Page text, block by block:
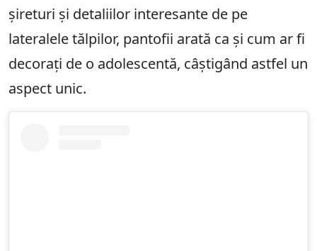
șireturi și detaliilor interesante de pe
lateralele tălpilor, pantofii arată ca și cum ar fi
decorați de o adolescentă, câștigând astfel un
aspect unic.